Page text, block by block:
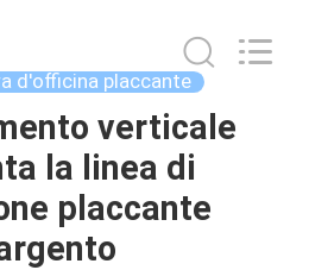
d'officina placcante
verticale
la linea di
placcante